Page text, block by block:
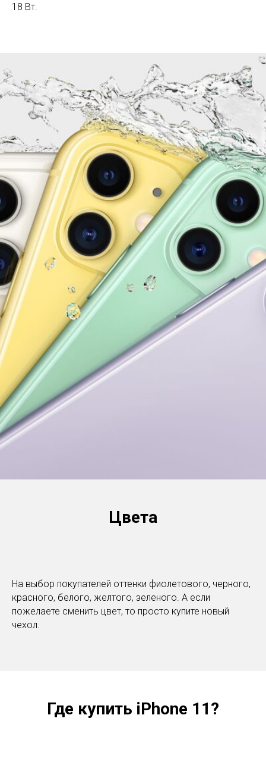
18 Вт.
Цвета
На выбор покупателей оттенки фиолетового, черного,
красного, белого, желтого, зеленого. А если
пожелаете сменить цвет, то просто купите новый
чехол.
Где купить iPhone 11?